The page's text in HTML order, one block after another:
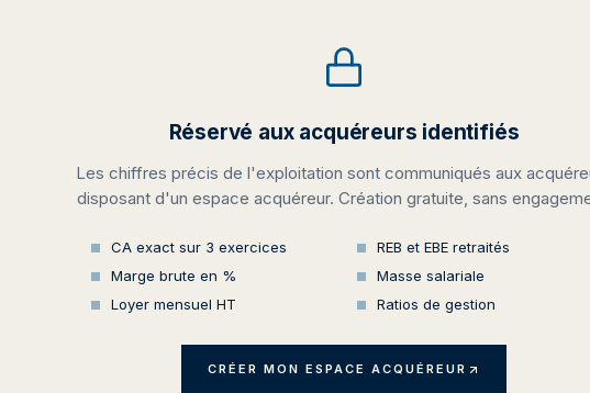
Réservé aux acquéreurs identifiés
Les chiffres précis de l'exploitation sont communiqués aux
disposant d'un espace acquéreur. Création gratuite, sans
CA exact sur 3 exercices
REB et EBE retraités
Marge brute en %
Masse salariale
Loyer mensuel HT
Ratios de gestion
CRÉER MON ESPACE ACQUÉREUR